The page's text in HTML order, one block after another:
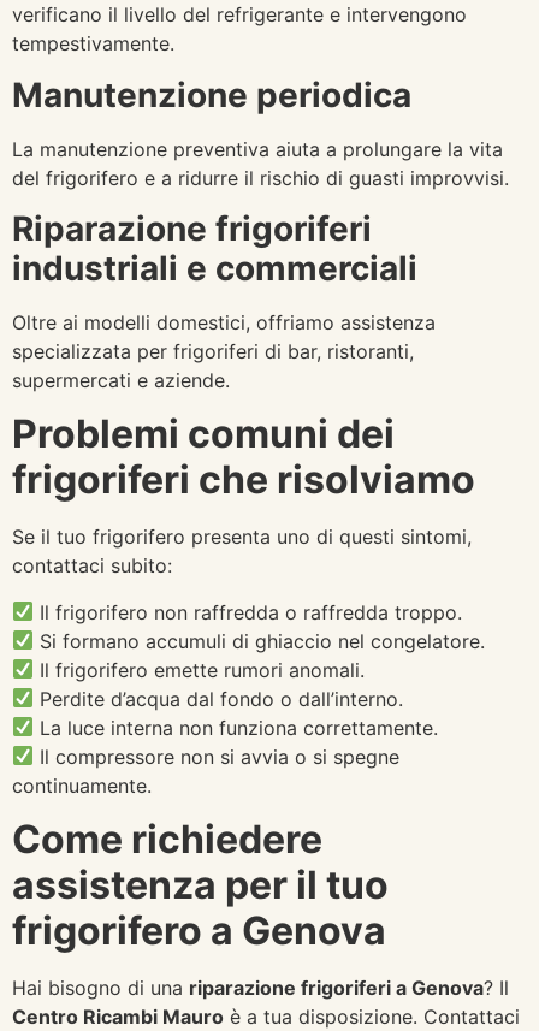
verificano il livello del refrigerante e intervengono
tempestivamente.
Manutenzione periodica
La manutenzione preventiva aiuta a prolungare la vita
del frigorifero e a ridurre il rischio di guasti improvvisi.
Riparazione frigoriferi
industriali e commerciali
Oltre ai modelli domestici, offriamo assistenza
specializzata per frigoriferi di bar, ristoranti,
supermercati e aziende.
Problemi comuni dei
frigoriferi che risolviamo
Se il tuo frigorifero presenta uno di questi sintomi,
contattaci subito:
Il frigorifero non raffredda o raffredda troppo.
Si formano accumuli di ghiaccio nel congelatore.
Il frigorifero emette rumori anomali.
Perdite d’acqua dal fondo o dall’interno.
La luce interna non funziona correttamente.
Il compressore non si avvia o si spegne
continuamente.
Come richiedere
assistenza per il tuo
frigorifero a Genova
Hai bisogno di una riparazione frigoriferi a Genova? Il
Centro Ricambi Mauro è a tua disposizione. Contattaci